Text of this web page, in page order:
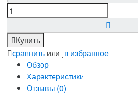
Купить
сравнить или в избранное
Обзор
Характеристики
Отзывы (0)